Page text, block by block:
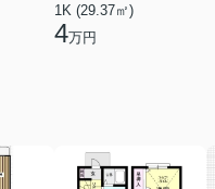
1K (29.37㎡)
4万円